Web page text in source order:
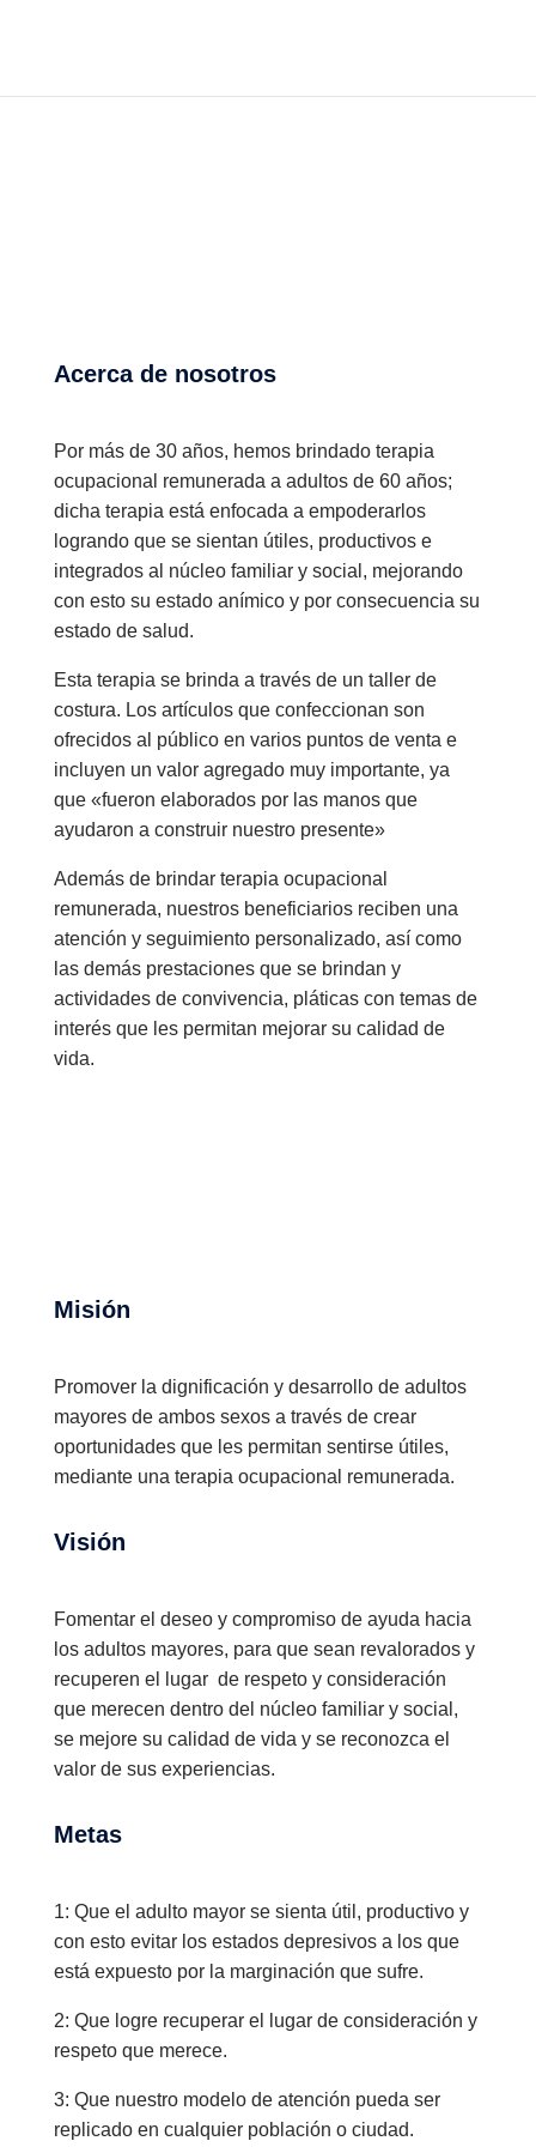
Acerca de nosotros
Por más de 30 años, hemos brindado terapia
ocupacional remunerada a adultos de 60 años;
dicha terapia está enfocada a empoderarlos
logrando que se sientan útiles, productivos e
integrados al núcleo familiar y social, mejorando
con esto su estado anímico y por consecuencia su
estado de salud.
Esta terapia se brinda a través de un taller de
costura. Los artículos que confeccionan son
ofrecidos al público en varios puntos de venta e
incluyen un valor agregado muy importante, ya
que «fueron elaborados por las manos que
ayudaron a construir nuestro presente»
Además de brindar terapia ocupacional
remunerada, nuestros beneficiarios reciben una
atención y seguimiento personalizado, así como
las demás prestaciones que se brindan y
actividades de convivencia, pláticas con temas de
interés que les permitan mejorar su calidad de
vida.
Misión
Promover la dignificación y desarrollo de adultos
mayores de ambos sexos a través de crear
oportunidades que les permitan sentirse útiles,
mediante una terapia ocupacional remunerada.
Visión
Fomentar el deseo y compromiso de ayuda hacia
los adultos mayores, para que sean revalorados y
recuperen el lugar de respeto y consideración
que merecen dentro del núcleo familiar y social,
se mejore su calidad de vida y se reconozca el
valor de sus experiencias.
Metas
1: Que el adulto mayor se sienta útil, productivo y
con esto evitar los estados depresivos a los que
está expuesto por la marginación que sufre.
2: Que logre recuperar el lugar de consideración y
respeto que merece.
3: Que nuestro modelo de atención pueda ser
replicado en cualquier población o ciudad.